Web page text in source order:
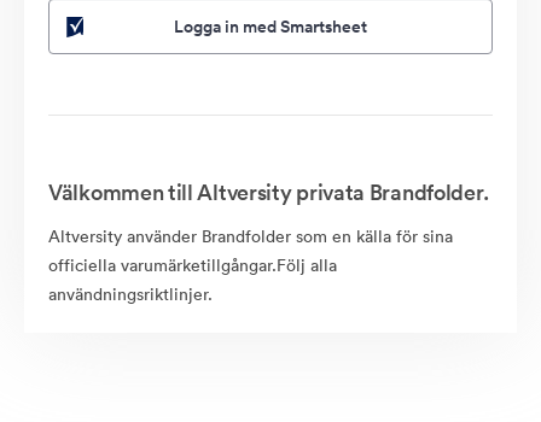
Logga in med Smartsheet
Välkommen till Altversity privata Brandfolder.
Altversity använder Brandfolder som en källa för sina
officiella varumärketillgångar.Följ alla
användningsriktlinjer.